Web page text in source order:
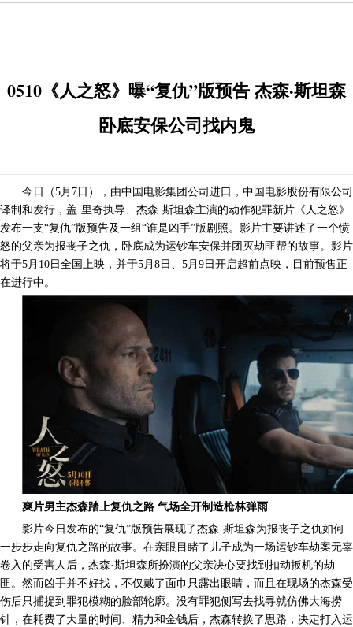
0510《人之怒》曝“复仇”版预告 杰森·斯坦森
卧底安保公司找内鬼
今日（5月7日），由中国电影集团公司进口，中国电影股份有限公司
译制和发行，盖·里奇执导、杰森·斯坦森主演的动作犯罪新片《人之怒》
发布一支“复仇”版预告及一组“谁是凶手”版剧照。影片主要讲述了一个愤
怒的父亲为报丧子之仇，卧底成为运钞车安保并团灭劫匪帮的故事。影片
将于5月10日全国上映，并于5月8日、5月9日开启超前点映，目前预售正
在进行中。
爽片男主杰森踏上复仇之路 气场全开制造枪林弹雨
影片今日发布的“复仇”版预告展现了杰森·斯坦森为报丧子之仇如何
一步步走向复仇之路的故事。在亲眼目睹了儿子成为一场运钞车劫案无辜
卷入的受害人后，杰森·斯坦森所扮演的父亲决心要找到扣动扳机的劫
匪。然而凶手并不好找，不仅戴了面巾只露出眼睛，而且在现场的杰森受
伤后只捕捉到罪犯模糊的脸部轮廓。没有罪犯侧写去找寻就仿佛大海捞
针，在耗费了大量的时间、精力和金钱后，杰森转换了思路，决定打入运